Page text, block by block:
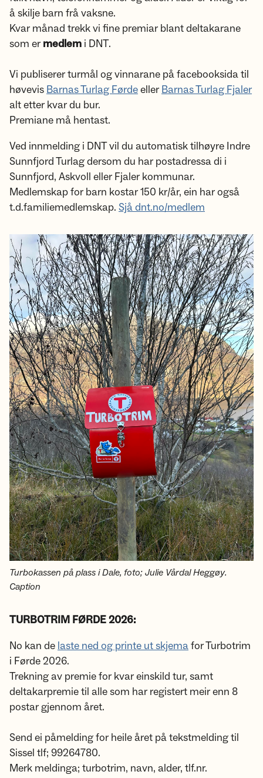
å skilje barn frå vaksne.
Kvar månad trekk vi fine premiar blant deltakarane
som er medlem i DNT.
Vi publiserer turmål og vinnarane på facebooksida til
høvevis Barnas Turlag Førdeeller Barnas Turlag Fjaler
alt etter kvar du bur.
Premiane må hentast.
Ved innmelding i DNT vil du automatisk tilhøyre Indre
Sunnfjord Turlag dersom du har postadressa di i
Sunnfjord, Askvoll eller Fjaler kommunar.
Medlemskap for barn kostar 150 kr/år, ein har også
t.d.familiemedlemskap. Sjå dnt.no/medlem
Turbokassen på plass i Dale, foto; Julie Vårdal Heggøy.
Caption
TURBOTRIM FØRDE 2026:
No kan de laste ned og printe ut skjemafor Turbotrim
i Førde 2026.
Trekning av premie for kvar einskild tur, samt
deltakarpremie til alle som har registert meir enn 8
postar gjennom året.
Send ei påmelding for heile året på tekstmelding til
Sissel tlf; 99264780.
Merk meldinga; turbotrim, navn, alder, tlf.nr.